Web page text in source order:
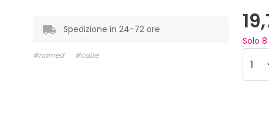
Solo 8
Spedizione in 24-72 ore
#named #calze